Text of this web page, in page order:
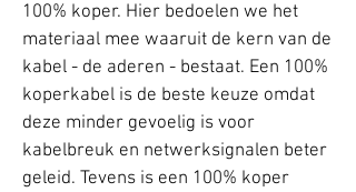
100% koper. Hier bedoelen we het
materiaal mee waaruit de kern van de
kabel - de aderen - bestaat. Een 100%
koperkabel is de beste keuze omdat
deze minder gevoelig is voor
kabelbreuk en netwerksignalen beter
geleid. Tevens is een 100% koper